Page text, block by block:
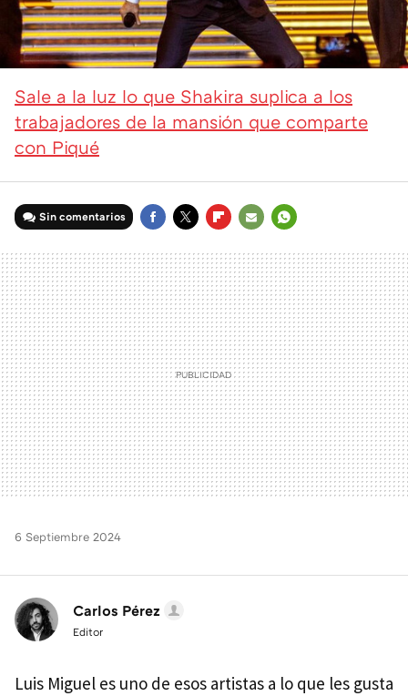
Sale a la luz lo que Shakira suplica a los
trabajadores de la mansión que comparte
con Piqué
Sin comentarios
MAIL
6 Septiembre 2024
Carlos Pérez
Editor
Luis Miguel es uno de esos artistas a lo que les gusta